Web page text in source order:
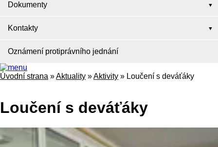
Dokumenty
Kontakty
Oznámení protiprávního jednání
Úvodní strana »Aktuality »Aktivity » Loučení s deváťáky
Loučení s deváťáky